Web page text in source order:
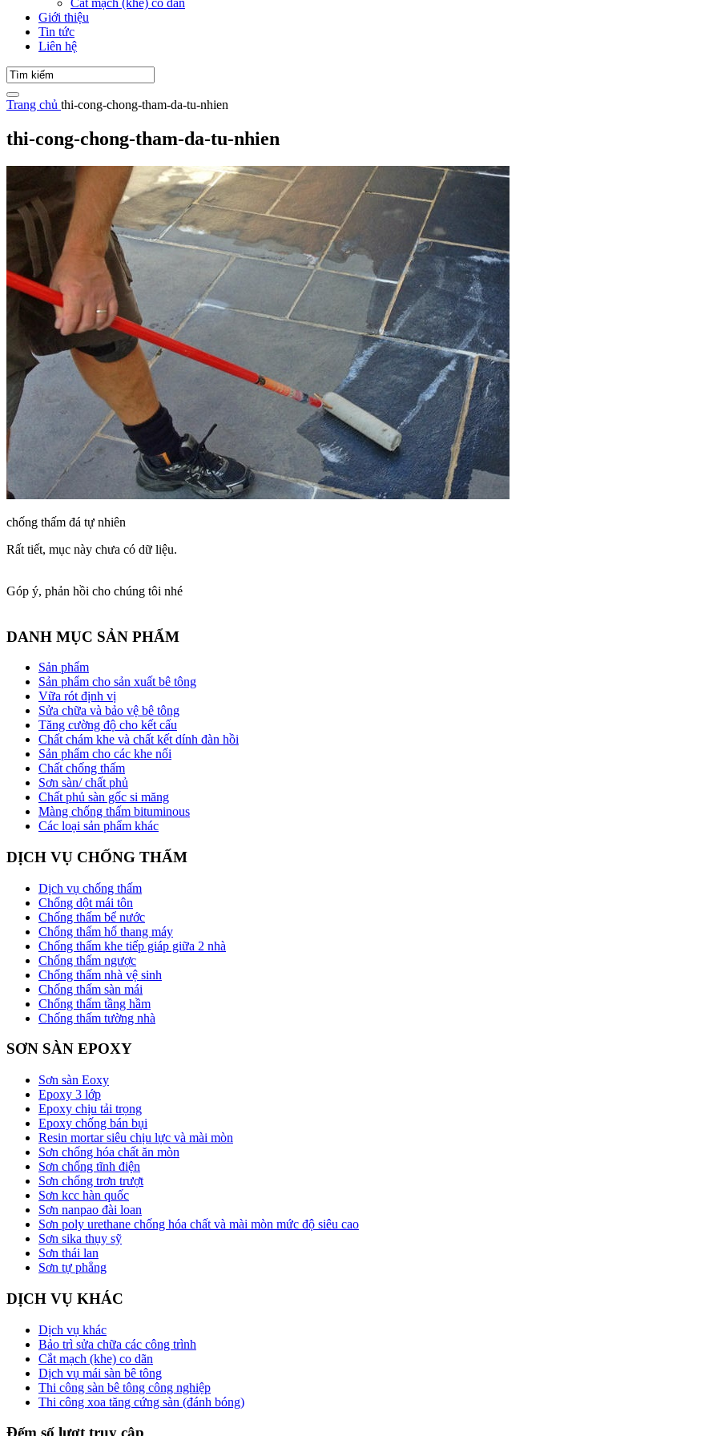
Cắt mạch (khe) co dãn
Giới thiệu
Tin tức
Liên hệ
Trang chủ thi-cong-chong-tham-da-tu-nhien
thi-cong-chong-tham-da-tu-nhien
chống thấm đá tự nhiên
Rất tiết, mục này chưa có dữ liệu.
Góp ý, phản hồi cho chúng tôi nhé
DANH MỤC SẢN PHẨM
Sản phẩm
Sản phẩm cho sản xuất bê tông
Vữa rót định vị
Sửa chữa và bảo vệ bê tông
Tăng cường độ cho kết cấu
Chất chám khe và chất kết dính đàn hồi
Sản phẩm cho các khe nối
Chất chống thấm
Sơn sàn/ chất phủ
Chất phủ sàn gốc si măng
Màng chống thấm bituminous
Các loại sản phẩm khác
DỊCH VỤ CHỐNG THẤM
Dịch vụ chống thấm
Chống dột mái tôn
Chống thấm bể nước
Chống thấm hố thang máy
Chống thấm khe tiếp giáp giữa 2 nhà
Chống thấm ngược
Chống thấm nhà vệ sinh
Chống thấm sàn mái
Chống thấm tầng hầm
Chống thấm tường nhà
SƠN SÀN EPOXY
Sơn sàn Eoxy
Epoxy 3 lớp
Epoxy chịu tải trọng
Epoxy chống bán bụi
Resin mortar siêu chịu lực và mài mòn
Sơn chống hóa chất ăn mòn
Sơn chống tĩnh điện
Sơn chống trơn trượt
Sơn kcc hàn quốc
Sơn nanpao đài loan
Sơn poly urethane chống hóa chất và mài mòn mức độ siêu cao
Sơn sika thụy sỹ
Sơn thái lan
Sơn tự phẳng
DỊCH VỤ KHÁC
Dịch vụ khác
Bảo trì sửa chữa các công trình
Cắt mạch (khe) co dãn
Dịch vụ mái sàn bê tông
Thi công sàn bê tông công nghiệp
Thi công xoa tăng cứng sàn (đánh bóng)
Đếm số lượt truy cập